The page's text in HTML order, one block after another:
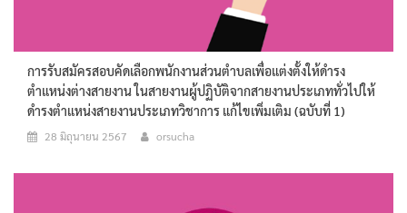
การรับสมัครสอบคัดเลือกพนักงานส่วนตำบลเพื่อแต่งตั้งให้ดำรง
ตำแหน่งต่างสายงาน ในสายงานผู้ปฏิบัติจากสายงานประเภททั่วไปให้
ดำรงตำแหน่งสายงานประเภทวิชาการ แก้ไขเพิ่มเติม (ฉบับที่ 1)
28 มิถุนายน 2567 orsucha